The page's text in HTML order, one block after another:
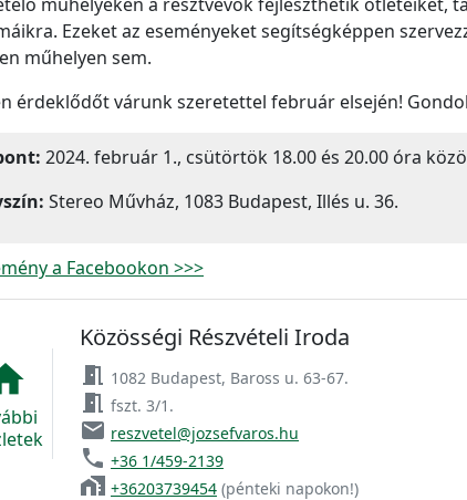
Ezeket az eseményeket segítségképpen
műhelyen sem.
érdeklődőt várunk szeretettel február elsején!
2024. február 1., csütörtök 18.00 és 20.00 óra
Stereo Művház, 1083 Budapest, Illés u. 36.
a Facebookon >>>
Közösségi Részvételi Iroda
meeting_room 1082 Budapest, Baross u. 63-67.
meeting_room fszt. 3/1.
email reszvetel@jozsefvaros.hu
phone +36 1/459-2139
home_work +36203739454 (pénteki napokon!)